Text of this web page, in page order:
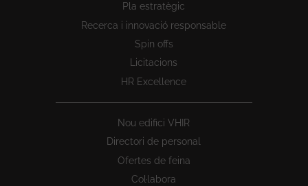
Pla estratègic
Recerca i innovació responsable
Spin offs
Licitacions
HR Excellence
Nou edifici VHIR
Directori de personal
Ofertes de feina
Col·labora